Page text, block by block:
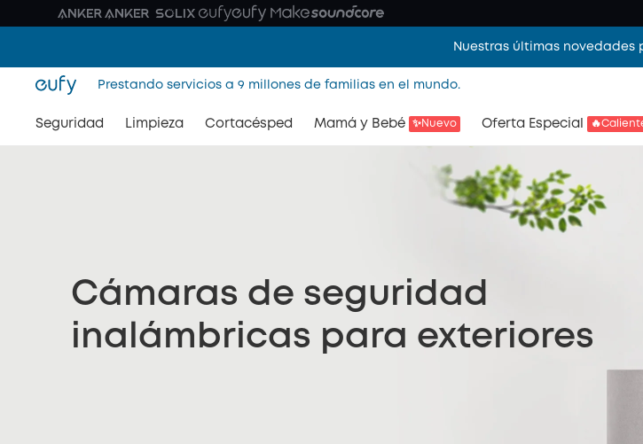
Nuestras últimas novedades
Prestando servicios a 9 millones de familias en el mundo.
Seguridad Limpieza Cortacésped Mamá y Bebé ✨Nuevo Oferta Especial
Cámaras de seguridad
inalámbricas para exteriores